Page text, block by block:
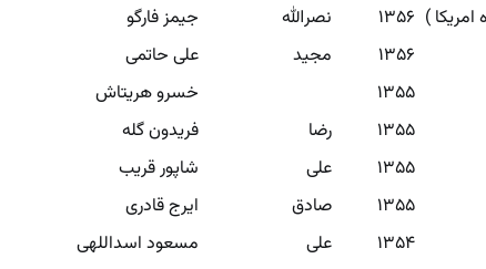
امریکا ) ۱۳۵۶ نصرالله
جیمز فارگو
۱۳۵۶ مجید
علی حاتمی
۱۳۵۵
خسرو هریتاش
۱۳۵۵ رضا
فریدون گله
۱۳۵۵ علی
شاپور قریب
۱۳۵۵ صادق
ایرج قادری
۱۳۵۴ علی
مسعود اسداللهی